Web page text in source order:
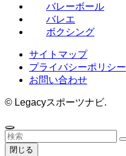
バレーボール
バレエ
ボクシング
サイトマップ
プライバシーポリシー
お問い合わせ
© Legacyスポーツナビ.
閉じる